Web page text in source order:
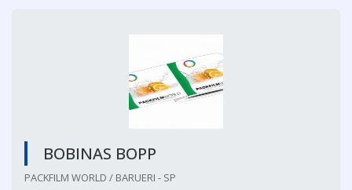
BOBINAS BOPP
PACKFILM WORLD / BARUERI - SP